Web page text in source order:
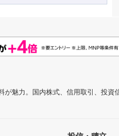
魅力。国内株式、信用取引、投資